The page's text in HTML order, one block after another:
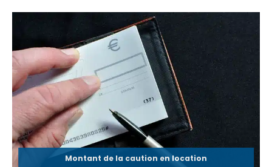
Montant de la caution en location